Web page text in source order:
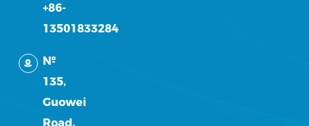
+86-
13501833284
№
135,
Guowei
Road,